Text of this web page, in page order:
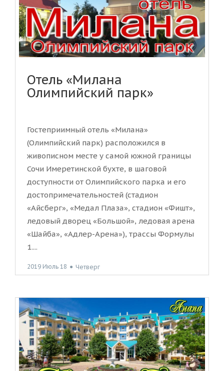
Отель «Милана
Олимпийский парк»
Гостеприимный отель «Милана»
(Олимпийский парк) расположился в
живописном месте у самой южной границы
Сочи Имеретинской бухте, в шаговой
доступности от Олимпийского парка и его
достопримечательностей (стадион
«Айсберг», «Медал Плаза», стадион «Фишт»,
ледовый дворец «Большой», ледовая арена
«Шайба», «Адлер-Арена»), трассы Формулы
1....
2019 Июль 18 ● Четверг